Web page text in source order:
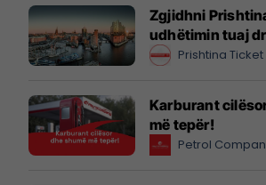
Zgjidhni
udhëtimin tuaj
Prishtina Ticket
Karburant
më tepër!
Petrol